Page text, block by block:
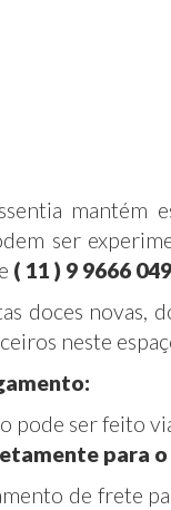
mantém
ser
( 11 ) 9 9666
doces novas,
neste
pode ser feito
para
de frete